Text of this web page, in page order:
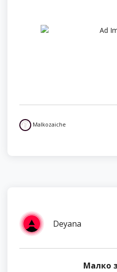
Malkozaiche
Deyana
Малко